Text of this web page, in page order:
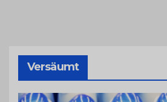
Versäumt